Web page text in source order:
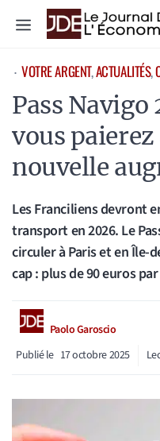
Menu
⋅ VOTRE ARGENT, ACTUALITÉS,
Pass
vous paierez
nouvelle
Les Franciliens devront
transport en 2026. Le
circuler à Paris et en Île-
cap : plus de 90 euros
Paolo Garoscio
Publié le 17 octobre 2025